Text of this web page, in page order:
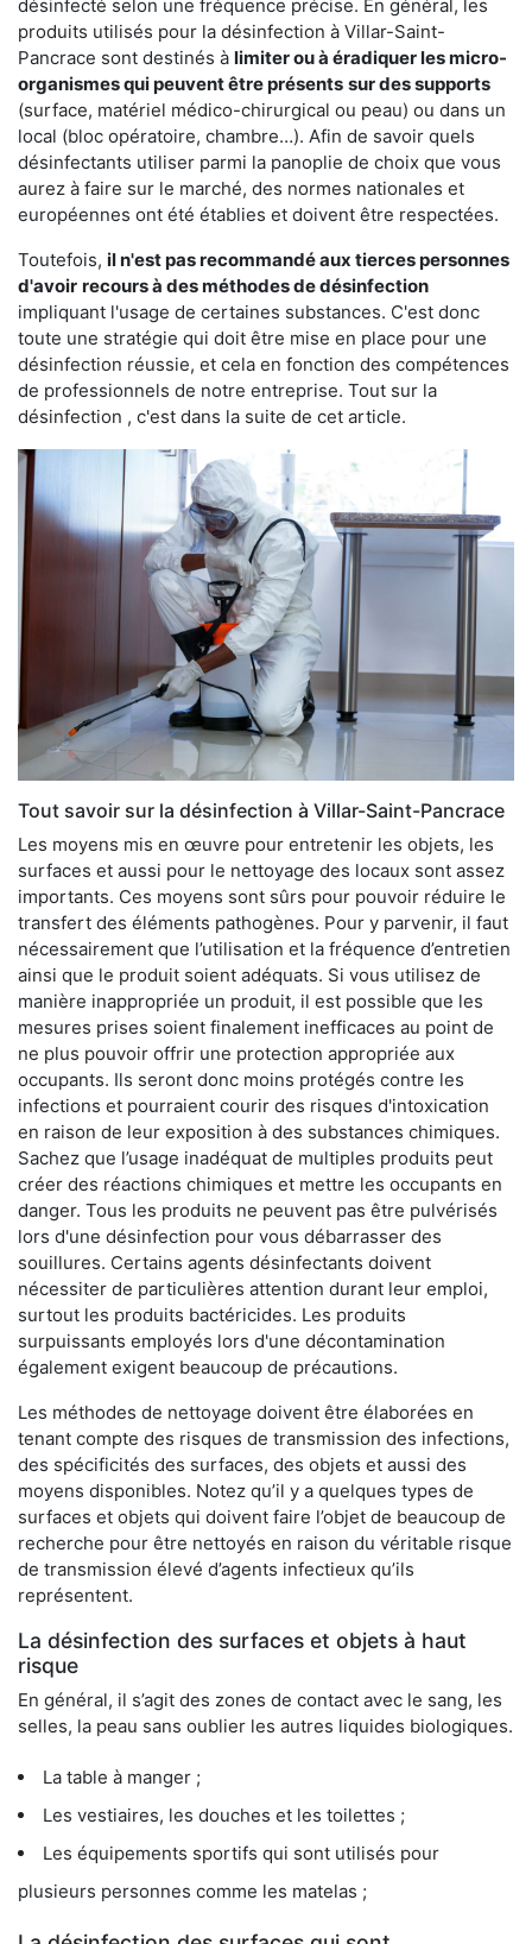
désinfecté selon une fréquence précise. En général, les
produits utilisés pour la désinfection à Villar-Saint-
Pancrace sont destinés à limiter ou à éradiquer les micro-
organismes qui peuvent être présents sur des supports
(surface, matériel médico-chirurgical ou peau) ou dans un
local (bloc opératoire, chambre…). Afin de savoir quels
désinfectants utiliser parmi la panoplie de choix que vous
aurez à faire sur le marché, des normes nationales et
européennes ont été établies et doivent être respectées.
Toutefois, il n'est pas recommandé aux tierces personnes
d'avoir recours à des méthodes de désinfection
impliquant l'usage de certaines substances. C'est donc
toute une stratégie qui doit être mise en place pour une
désinfection réussie, et cela en fonction des compétences
de professionnels de notre entreprise. Tout sur la
désinfection , c'est dans la suite de cet article.
Tout savoir sur la désinfection à Villar-Saint-Pancrace
Les moyens mis en œuvre pour entretenir les objets, les
surfaces et aussi pour le nettoyage des locaux sont assez
importants. Ces moyens sont sûrs pour pouvoir réduire le
transfert des éléments pathogènes. Pour y parvenir, il faut
nécessairement que l’utilisation et la fréquence d’entretien
ainsi que le produit soient adéquats. Si vous utilisez de
manière inappropriée un produit, il est possible que les
mesures prises soient finalement inefficaces au point de
ne plus pouvoir offrir une protection appropriée aux
occupants. Ils seront donc moins protégés contre les
infections et pourraient courir des risques d'intoxication
en raison de leur exposition à des substances chimiques.
Sachez que l’usage inadéquat de multiples produits peut
créer des réactions chimiques et mettre les occupants en
danger. Tous les produits ne peuvent pas être pulvérisés
lors d'une désinfection pour vous débarrasser des
souillures. Certains agents désinfectants doivent
nécessiter de particulières attention durant leur emploi,
surtout les produits bactéricides. Les produits
surpuissants employés lors d'une décontamination
également exigent beaucoup de précautions.
Les méthodes de nettoyage doivent être élaborées en
tenant compte des risques de transmission des infections,
des spécificités des surfaces, des objets et aussi des
moyens disponibles. Notez qu’il y a quelques types de
surfaces et objets qui doivent faire l’objet de beaucoup de
recherche pour être nettoyés en raison du véritable risque
de transmission élevé d’agents infectieux qu’ils
représentent.
La désinfection des surfaces et objets à haut
risque
En général, il s’agit des zones de contact avec le sang, les
selles, la peau sans oublier les autres liquides biologiques.
La table à manger ;
Les vestiaires, les douches et les toilettes ;
Les équipements sportifs qui sont utilisés pour
plusieurs personnes comme les matelas ;